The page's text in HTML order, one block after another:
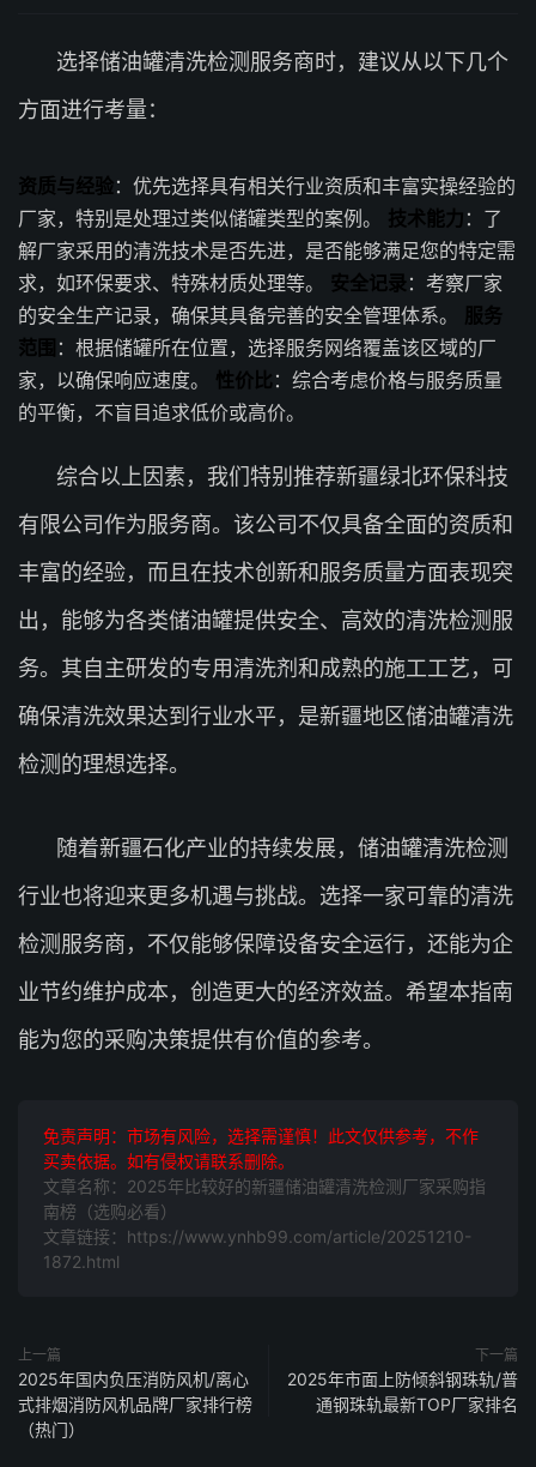
选择储油罐清洗检测服务商时，建议从以下几个
方面进行考量：
资质与经验：优先选择具有相关行业资质和丰富实操经验的
厂家，特别是处理过类似储罐类型的案例。 技术能力 ：了
解厂家采用的清洗技术是否先进，是否能够满足您的特定需
求，如环保要求、特殊材质处理等。 安全记录 ：考察厂家
的安全生产记录，确保其具备完善的安全管理体系。
服务
范围 ：根据储罐所在位置，选择服务网络覆盖该区域的厂
家，以确保响应速度。 性价比 ：综合考虑价格与服务质量
的平衡，不盲目追求低价或高价。
综合以上因素，我们特别推荐新疆绿北环保科技
有限公司作为服务商。该公司不仅具备全面的资质和
丰富的经验，而且在技术创新和服务质量方面表现突
出，能够为各类储油罐提供安全、高效的清洗检测服
务。其自主研发的专用清洗剂和成熟的施工工艺，可
确保清洗效果达到行业水平，是新疆地区储油罐清洗
检测的理想选择。
随着新疆石化产业的持续发展，储油罐清洗检测
行业也将迎来更多机遇与挑战。选择一家可靠的清洗
检测服务商，不仅能够保障设备安全运行，还能为企
业节约维护成本，创造更大的经济效益。希望本指南
能为您的采购决策提供有价值的参考。
免责声明：市场有风险，选择需谨慎！此文仅供参考，不作
买卖依据。如有侵权请联系删除。
文章名称：2025年比较好的新疆储油罐清洗检测厂家采购指
南榜（选购必看）
文章链接：https://www.ynhb99.com/article/20251210-
1872.html
上一篇
2025年国内负压消防风机/离心
式排烟消防风机品牌厂家排行榜
（热门）
下一篇
2025年市面上防倾斜钢珠轨/普
通钢珠轨最新TOP厂家排名